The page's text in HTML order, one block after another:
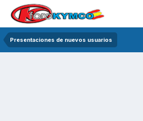
Presentaciones de nuevos usuarios